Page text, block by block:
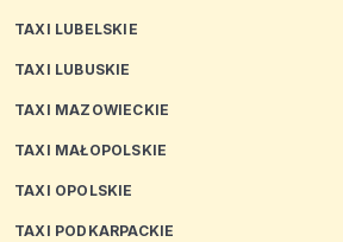
TAXI LUBELSKIE
TAXI LUBUSKIE
TAXI MAZOWIECKIE
TAXI MAŁOPOLSKIE
TAXI OPOLSKIE
TAXI PODKARPACKIE